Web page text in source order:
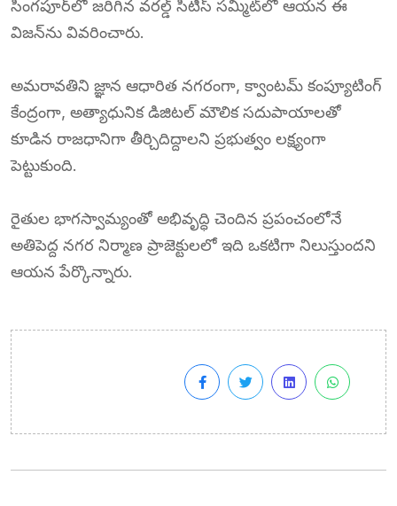
సింగపూర్‌లో జరిగిన వరల్డ్ సిటీస్ సమ్మిట్‌లో ఆయన ఈ
విజన్‌ను వివరించారు.
అమరావతిని జ్ఞాన ఆధారిత నగరంగా, క్వాంటమ్ కంప్యూటింగ్
కేంద్రంగా, అత్యాధునిక డిజిటల్ మౌలిక సదుపాయాలతో
కూడిన రాజధానిగా తీర్చిదిద్దాలని ప్రభుత్వం లక్ష్యంగా
పెట్టుకుంది.
రైతుల భాగస్వామ్యంతో అభివృద్ధి చెందిన ప్రపంచంలోనే
అతిపెద్ద నగర నిర్మాణ ప్రాజెక్టులలో ఇది ఒకటిగా నిలుస్తుందని
ఆయన పేర్కొన్నారు.